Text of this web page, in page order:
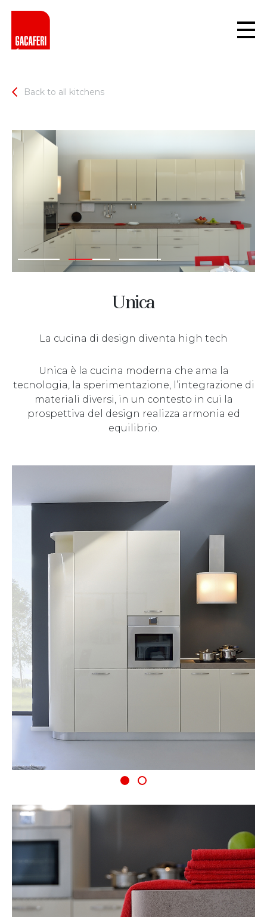
Back to all kitchens
Unica
La cucina di design diventa high tech
Unica è la cucina moderna che ama la
tecnologia, la sperimentazione, l’integrazione di
materiali diversi, in un contesto in cui la
prospettiva del design realizza armonia ed
equilibrio.